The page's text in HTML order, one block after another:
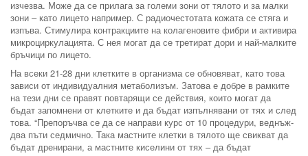
изчезва. Може да се прилага за големи зони от тялото и за малки
зони – като лицето например. С радиочестотата кожата се стяга и
изпъва. Стимулира контракциите на колагеновите фибри и активира
микроциркулацията. С нея могат да се третират дори и най-малките
бръчици по лицето.
На всеки 21-28 дни клетките в организма се обновяват, като това
зависи от индивидуалния метаболизъм. Затова е добре в рамките
на тези дни се правят повтарящи се действия, които могат да
бъдат запомнени от клетките и да бъдат изпълнявани от тях и след
това. “Препоръчва се да се направи курс от 10 процедури, веднъж-
два пъти седмично. Така мастните клетки в тялото ще свикват да
бъдат дренирани, а мастните киселини от тях – да бъдат